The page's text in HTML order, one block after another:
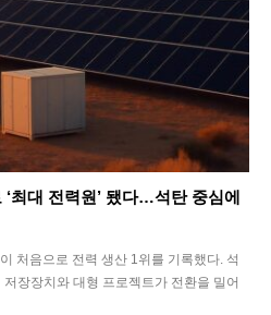
최대 전력원’ 됐다…석탄 중심에
처음으로 전력 생산 1위를 기록했다. 석
장장치와 대형 프로젝트가 전환을 밀어